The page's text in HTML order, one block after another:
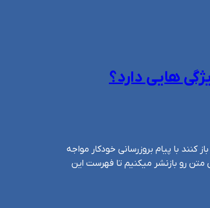
باز کنند با پیام بروزرسانی خودکار مواجه
متن رو بازنشر میکنیم تا فهرست این